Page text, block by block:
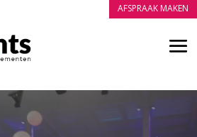
AFSPRAAK MAKEN